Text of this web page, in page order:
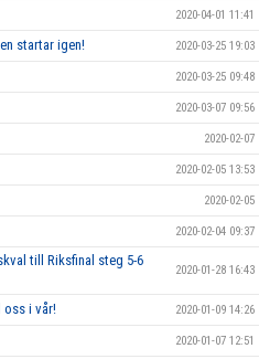
2020-04-01 11:41
startar igen! 2020-03-25 19:03
2020-03-25 09:48
2020-03-07 09:56
2020-02-07
2020-02-05 13:53
2020-02-05
2020-02-04 09:37
till Riksfinal steg 5-6
2020-01-28 16:43
oss i vår! 2020-01-09 14:26
2020-01-07 12:51